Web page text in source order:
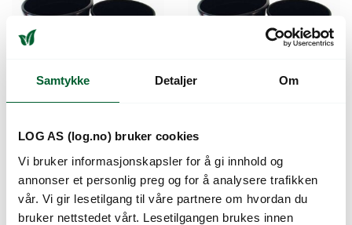
Samtykke Detaljer Om
LOG AS (log.no) bruker cookies
Vi bruker informasjonskapsler for å gi innhold og
annonser et personlig preg og for å analysere trafikken
vår. Vi gir lesetilgang til våre partnere om hvordan du
bruker nettstedet vårt. Lesetilgangen brukes innen
PLANTESKOLEPOTTE
5,0L
Varen er på lager
Kjøpes i kvantum av 90 stykk.
Prisfra 13kr
PLANTESKOLEPOTTE
7,5L
Varenr: 667048
Kjøpes i kvantum av 70 stykk.
Prisfra 24kr